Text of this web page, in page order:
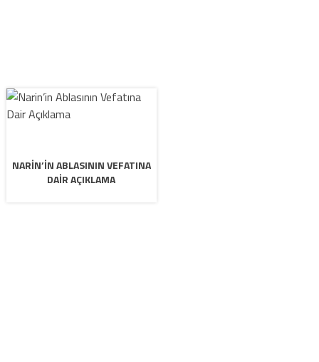
NARIN’IN ABLASININ VEFATINA
DAIR AÇIKLAMA